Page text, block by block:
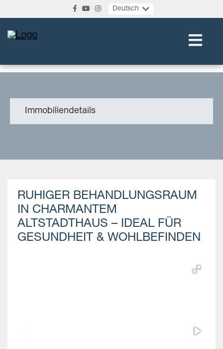
Deutsch
Immobiliendetails
RUHIGER BEHANDLUNGSRAUM
IN CHARMANTEM
ALTSTADTHAUS – IDEAL FÜR
GESUNDHEIT & WOHLBEFINDEN